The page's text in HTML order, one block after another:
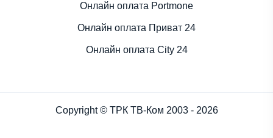
Онлайн оплата Portmone
Онлайн оплата Приват 24
Онлайн оплата City 24
Copyright © ТРК ТВ-Ком 2003 - 2026